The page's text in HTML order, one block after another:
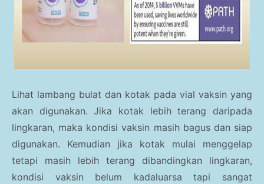
Lihat lambang bulat dan kotak pada vial vaksin yang
akan digunakan. Jika kotak lebih terang daripada
lingkaran, maka kondisi vaksin masih bagus dan siap
digunakan. Kemudian jika kotak mulai menggelap
tetapi masih lebih terang dibandingkan lingkaran,
kondisi vaksin belum kadaluarsa tapi sangat